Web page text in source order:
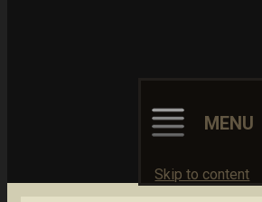
MENU
Skip to content